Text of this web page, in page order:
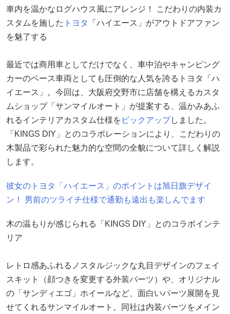
車内を温かなログハウス風にアレンジ！ こだわりの内装カ
スタムを施した トヨタ
「ハイエース」がアウトドアファン
を魅了する
最近では商用車としてだけでなく、車中泊やキャンピング
カーのベース車両としても圧倒的な人気を誇るトヨタ「ハ
イエース」。今回は、大阪府交野市に店舗を構えるカスタ
ムショップ「サンマイルオート」が提案する、温かみあふ
れるインテリアカスタム仕様を ピックアップしました。
「KINGS DIY」とのコラボレーションにより、こだわりの
木製品で彩られた魅力的な空間の全貌について詳しく解説
します。
彼女のトヨタ「ハイエース」のポイントは旭日旗デザイ
ン！ 男前のツライチ仕様で通勤も遠出も楽しんでます
木の温もりが感じられる「KINGS DIY」とのコラボインテ
リア
レトロ感あふれるノスタルジックな丸目デザインのフェイ
スキット（顔つきを変更する外装パーツ）や、オリジナル
の「サンディエゴ」ホイールなど、面白いパーツ展開を見
せてくれるサンマイルオート。同社は内装パーツをメイン